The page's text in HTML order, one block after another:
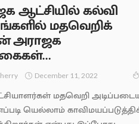
ஆட்சியில் கல்வி
மதவெறிக்
அராஜக
December 11, 2022
மதவெறி
யெல்லாம்